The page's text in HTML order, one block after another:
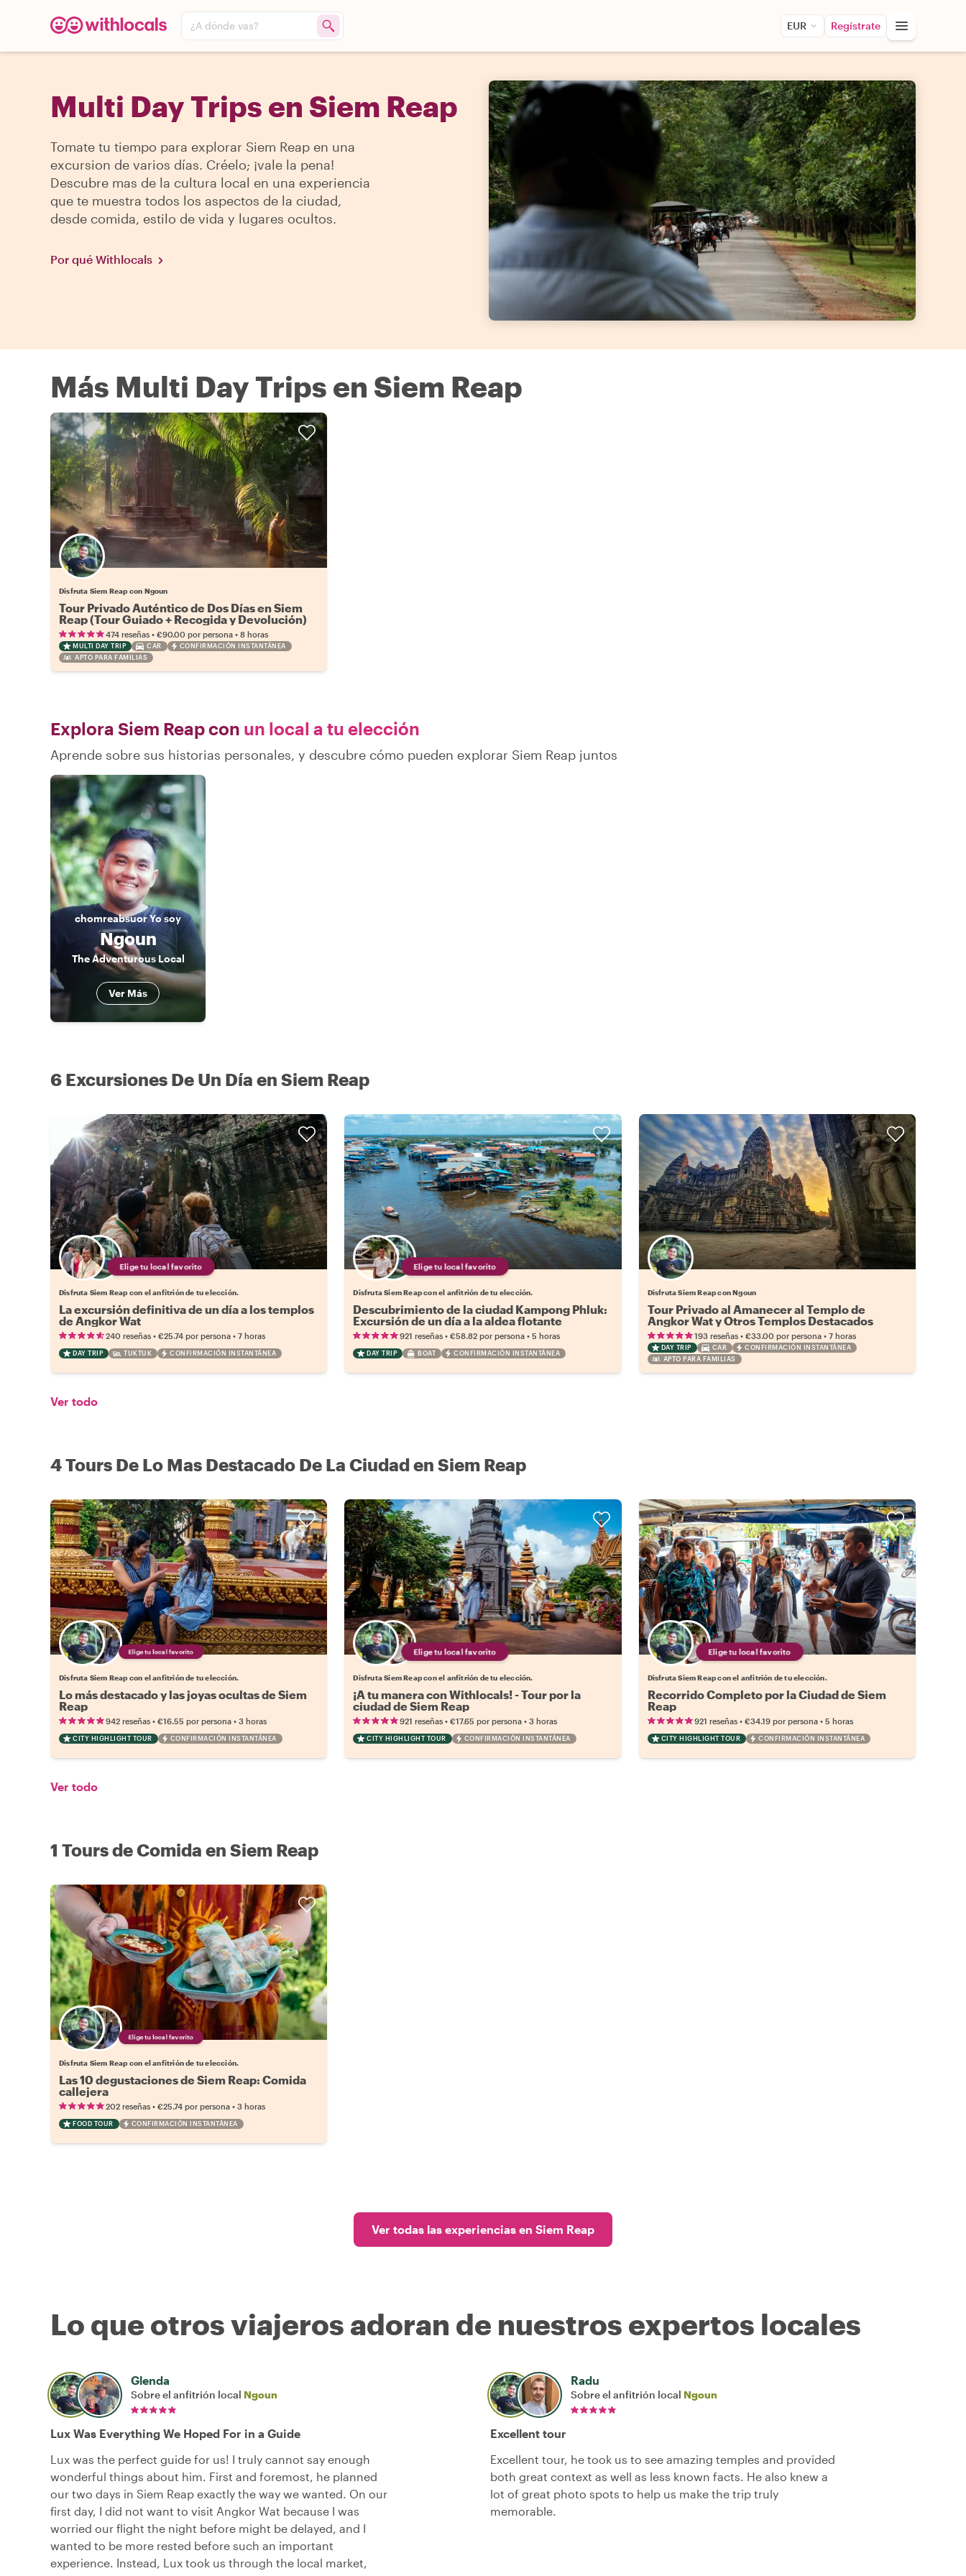
¿A dónde vas? EUR Regístrate
Multi Day Trips en Siem Reap
Tomate tu tiempo para explorar Siem Reap en una
excursion de varios días. Créelo; ¡vale la pena!
Descubre mas de la cultura local en una experiencia
que te muestra todos los aspectos de la ciudad,
desde comida, estilo de vida y lugares ocultos.
Por qué Withlocals
Más Multi Day Trips en Siem Reap
Disfruta Siem Reap con Ngoun
Tour Privado Auténtico de Dos Días en Siem
Reap (Tour Guiado + Recogida y Devolución)
474 reseñas • €90.00 por persona • 8 horas
MULTI DAY TRIP CAR
CONFIRMACIÓN INSTANTÁNEA
APTO PARA FAMILIAS
Explora Siem Reap con un local a tu elección
Aprende sobre sus historias personales, y descubre cómo pueden explorar Siem Reap juntos
chomreabsuorYo soy
Ngoun
The Adventurous Local
Ver Más
6 Excursiones De Un Día en Siem Reap
Elige tu local favorito
Disfruta Siem Reap con el anfitrión de tu elección.
La excursión definitiva de un día a los templos
de Angkor Wat
240 reseñas • €25.74 por persona • 7 horas
DAY TRIP TUKTUK CONFIRMACIÓN INSTANTÁNEA
Elige tu local favorito
Disfruta Siem Reap con el anfitrión de tu elección.
Descubrimiento de la ciudad Kampong Phluk:
Excursión de un día a la aldea flotante
921 reseñas •€58.82 por persona •5 horas
DAY TRIP BOAT CONFIRMACIÓN INSTANTÁNEA
Disfruta Siem Reap con Ngoun
Tour Privado al Amanecer al Templo de
Angkor Wat y Otros Templos Destacados
193 reseñas• €33.00 por persona• 7 horas
DAY TRIP CAR
CONFIRMACIÓN INSTANTÁNEA
APTO PARA FAMILIAS
Ver todo
4 Tours De Lo Mas Destacado De La Ciudad en Siem Reap
Elige tu local favorito
Disfruta Siem Reap con el anfitrión de tu elección.
Lo más destacado y las joyas ocultas de Siem
Reap
942 reseñas • €16.55 por persona • 3 horas
CITY HIGHLIGHT TOUR CONFIRMACIÓN INSTANTÁNEA
Elige tu local favorito
Disfruta Siem Reap con el anfitrión de tu elección.
¡A tu manera con Withlocals! - Tour por la
ciudad de Siem Reap
921 reseñas •€17.65 por persona •3 horas
CITY HIGHLIGHT TOUR CONFIRMACIÓN INSTANTÁNEA
Elige tu local favorito
Disfruta Siem Reap con el anfitrión de tu elección.
Recorrido Completo por la Ciudad de Siem
Reap
921 reseñas• €34.19 por persona• 5 horas
CITY HIGHLIGHT TOUR CONFIRMACIÓN INSTANTÁNEA
Ver todo
1 Tours de Comida en Siem Reap
Elige tu local favorito
Disfruta Siem Reap con el anfitrión de tu elección.
Las 10 degustaciones de Siem Reap: Comida
callejera
202 reseñas • €25.74 por persona • 3 horas
FOOD TOUR CONFIRMACIÓN INSTANTÁNEA
Ver todas las experiencias en Siem Reap
Lo que otros viajeros adoran de nuestros expertos locales
Glenda
Sobre el anfitrión local Ngoun
Lux Was Everything We Hoped For in a Guide
Lux was the perfect guide for us! I truly cannot say enough
wonderful things about him. First and foremost, he planned
our two days in Siem Reap exactly the way we wanted. On our
first day, I did not want to visit Angkor Wat because I was
worried our flight the night before might be delayed, and I
wanted to be more rested before such an important
experience. Instead, Lux took us through the local market,
Radu
Sobre el anfitrión local Ngoun
Excellent tour
Excellent tour, he took us to see amazing temples and provided
both great context as well as less known facts. He also knew a
lot of great photo spots to help us make the trip truly
memorable.